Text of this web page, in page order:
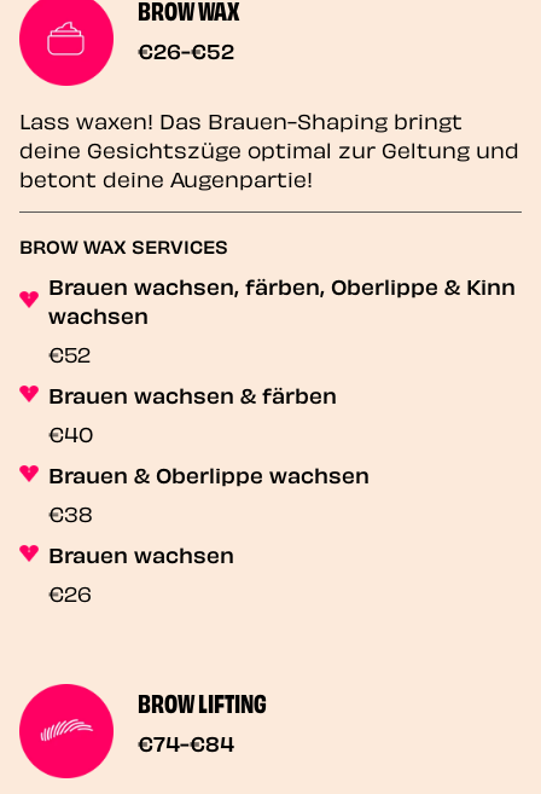
BROW WAX
€26-€52
Lass waxen! Das Brauen-Shaping bringt
deine Gesichtszüge optimal zur Geltung und
betont deine Augenpartie!
BROW WAX SERVICES
Brauen wachsen, färben, Oberlippe & Kinn
wachsen
€52
Brauen wachsen & färben
€40
Brauen & Oberlippe wachsen
€38
Brauen wachsen
€26
BROW LIFTING
€74-€84